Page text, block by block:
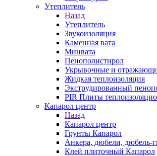
Утеплитель
Назад
Утеплитель
Звукоизоляция
Каменная вата
Минвата
Пенополистирол
Укрывочные и
Жидкая теплоизоляция
Экструдированный
PIR Плиты
Капарол центр
Назад
Капарол центр
Грунты Капарол
Анкера, дюбели, дюбель-
Клей плиточный Капарол